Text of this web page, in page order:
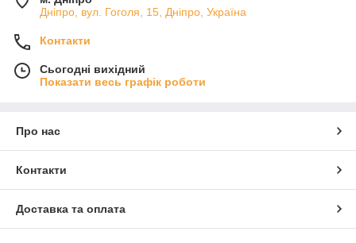
Дніпро, вул. Гоголя, 15, Дніпро, Україна
Контакти
Сьогодні вихідний
Показати весь графік роботи
Про нас
Контакти
Доставка та оплата